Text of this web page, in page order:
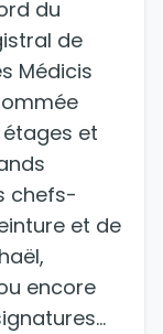
du
de
Médicis
et
chefs-
et de
encore